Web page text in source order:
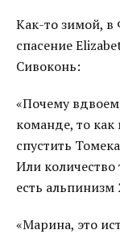
Как-то зимой,
спасение
Сивоконь:
«Почему
команде, то
спустить
Или количество
есть альпинизм
«Марина, это